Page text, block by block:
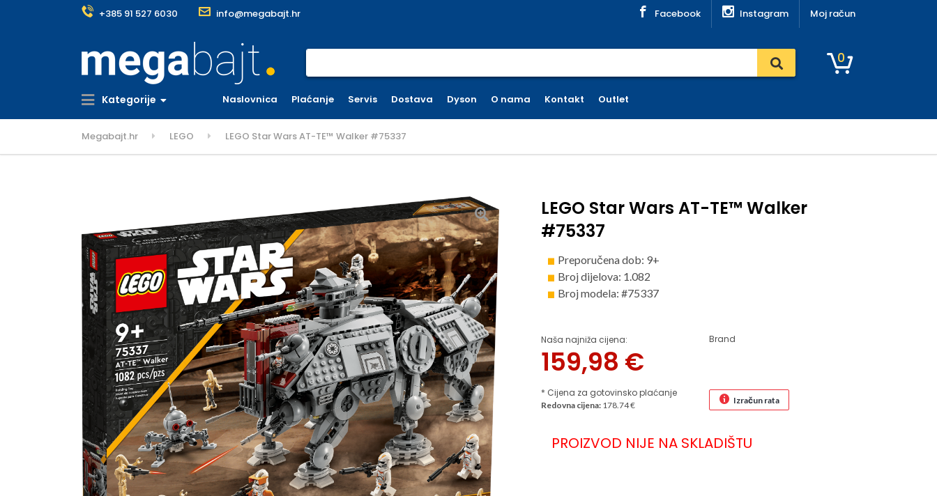
+385 91 527 6030 info@megabajt.hr Facebook Instagram Moj račun
0
Kategorije Naslovnica Plaćanje Servis Dostava Dyson O nama Kontakt Outlet
Megabajt.hr LEGO LEGO Star Wars AT-TE™ Walker #75337
LEGO Star Wars AT-TE™ Walker
#75337
Preporučena dob: 9+
Broj dijelova: 1.082
Broj modela: #75337
Naša najniža cijena:
159,98 €
* Cijena za gotovinsko plaćanje
Brand
Redovna cijena: 178.74 € Izračun rata
PROIZVOD NIJE NA SKLADIŠTU